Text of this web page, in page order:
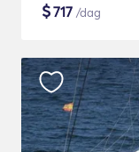
$717 /dag